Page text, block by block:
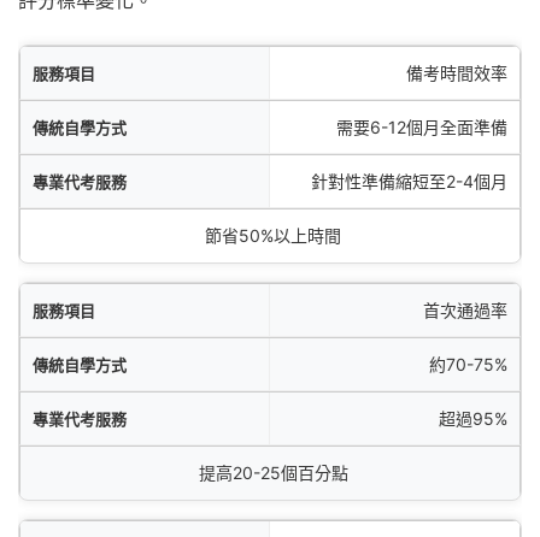
備考時間效率
需要6-12個月全面準備
針對性準備縮短至2-4個月
節省50%以上時間
首次通過率
約70-75%
超過95%
提高20-25個百分點